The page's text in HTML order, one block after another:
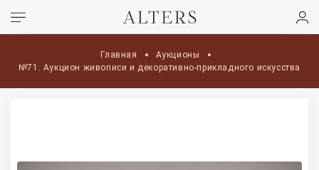
Главная
Аукционы
№71. Аукцион живописи и декоративно-прикладного искусства